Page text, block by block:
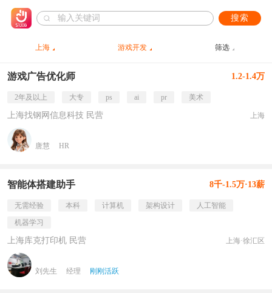
搜索
上海 游戏开发 筛选
游戏广告优化师 1.2-1.4万
2年及以上 大专 ps ai pr 美术
上海找钢网信息科技 民营 上海
唐慧 HR
智能体搭建助手 8千-1.5万·13薪
无需经验 本科 计算机 架构设计
人工智能
机器学习
上海库克打印机 民营 上海·徐汇区
刘先生 经理 刚刚活跃